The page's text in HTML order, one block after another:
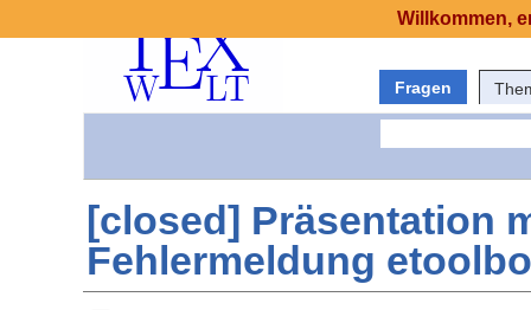
Fragen
[closed] Präsentation
Fehlermeldung
Willkommen,